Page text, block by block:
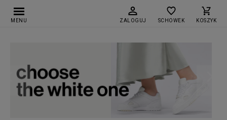
MENU ZALOGUJ SCHOWEK KOSZYK